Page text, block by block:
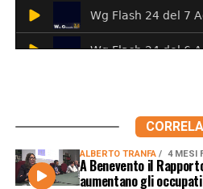
ALBERTO TRANFA 4 MESI
A Benevento il
aumentano gli